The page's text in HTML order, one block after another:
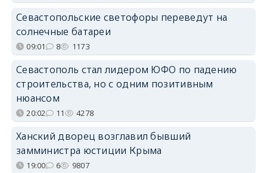
Севастопольские светофоры переведут на
солнечные батареи
09:01 8 1173
Севастополь стал лидером ЮФО по падению
строительства, но с одним позитивным
нюансом
20:02 11 4278
Ханский дворец возглавил бывший
замминистра юстиции Крыма
19:00 6 9807